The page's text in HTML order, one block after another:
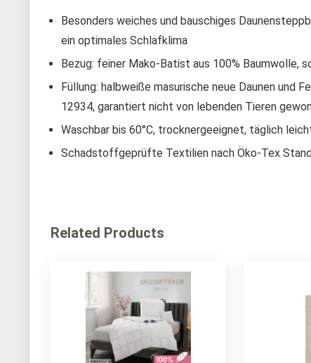
Besonders weiches und bauschiges
ein optimales Schlafklima
Bezug: feiner Mako-Batist aus 100% Baumwolle,
Füllung: halbweiße masurische neue Daunen und
12934, garantiert nicht von lebenden Tieren
Waschbar bis 60°C, trocknergeeignet, täglich
Schadstoffgeprüfte Textilien nach Öko-Tex
Related Products